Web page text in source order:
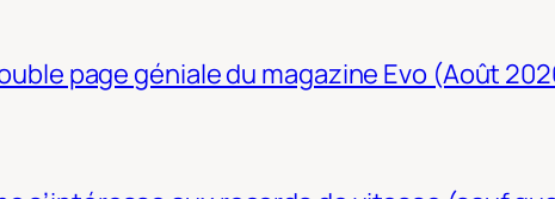
page géniale du magazine Evo (Août